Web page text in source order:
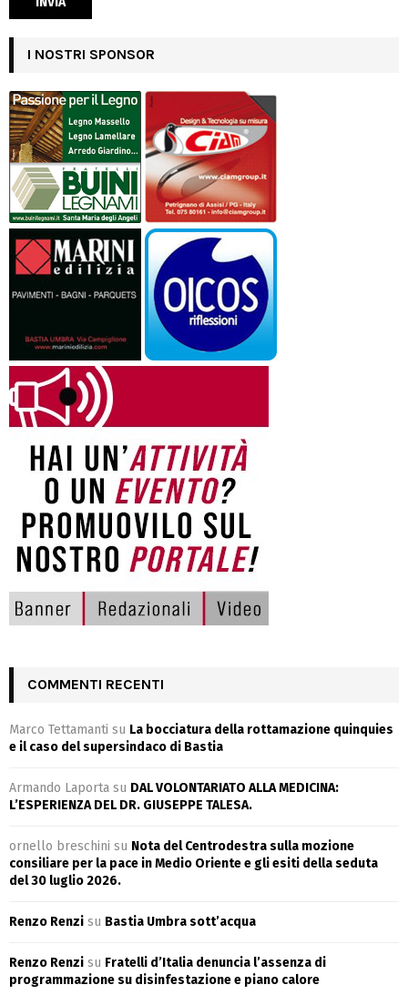
I NOSTRI SPONSOR
COMMENTI RECENTI
Marco Tettamanti su La bocciatura della rottamazione quinquies
e il caso del supersindaco di Bastia
Armando Laporta su DAL VOLONTARIATO ALLA MEDICINA:
L’ESPERIENZA DEL DR. GIUSEPPE TALESA.
ornello breschini su Nota del Centrodestra sulla mozione
consiliare per la pace in Medio Oriente e gli esiti della seduta
del 30 luglio 2026.
Renzo Renzi su Bastia Umbra sott’acqua
Renzo Renzi su Fratelli d’Italia denuncia l’assenza di
programmazione su disinfestazione e piano calore